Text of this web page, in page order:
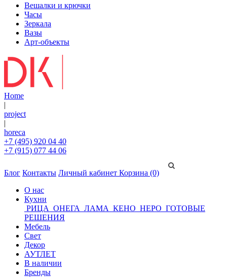
Вешалки и крючки
Часы
Зеркала
Вазы
Арт-объекты
Home
|
project
|
horeca
+7 (495) 920 04 40
+7 (915) 077 44 06
Блог Контакты Личный кабинет Корзина (0)
О нас
Кухни
РИЦА ОНЕГА ЛАМА КЕНО НЕРО ГОТОВЫЕ
РЕШЕНИЯ
Мебель
Свет
Декор
АУТЛЕТ
В наличии
Бренды